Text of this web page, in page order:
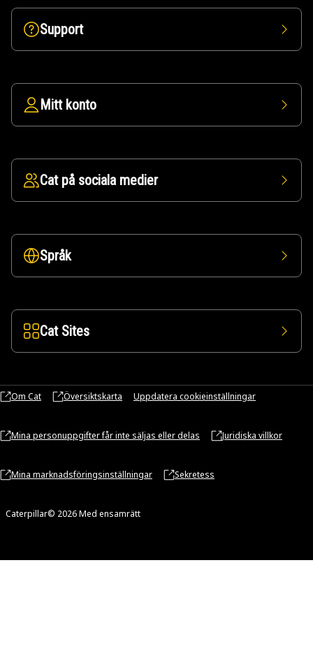
Support
Mitt konto
Cat på sociala medier
Språk
Cat Sites
Om Cat Översiktskarta Uppdatera cookieinställningar
Mina personuppgifter får inte säljas eller delas Juridiska villkor
Mina marknadsföringsinställningar Sekretess
Caterpillar© 2026 Med ensamrätt